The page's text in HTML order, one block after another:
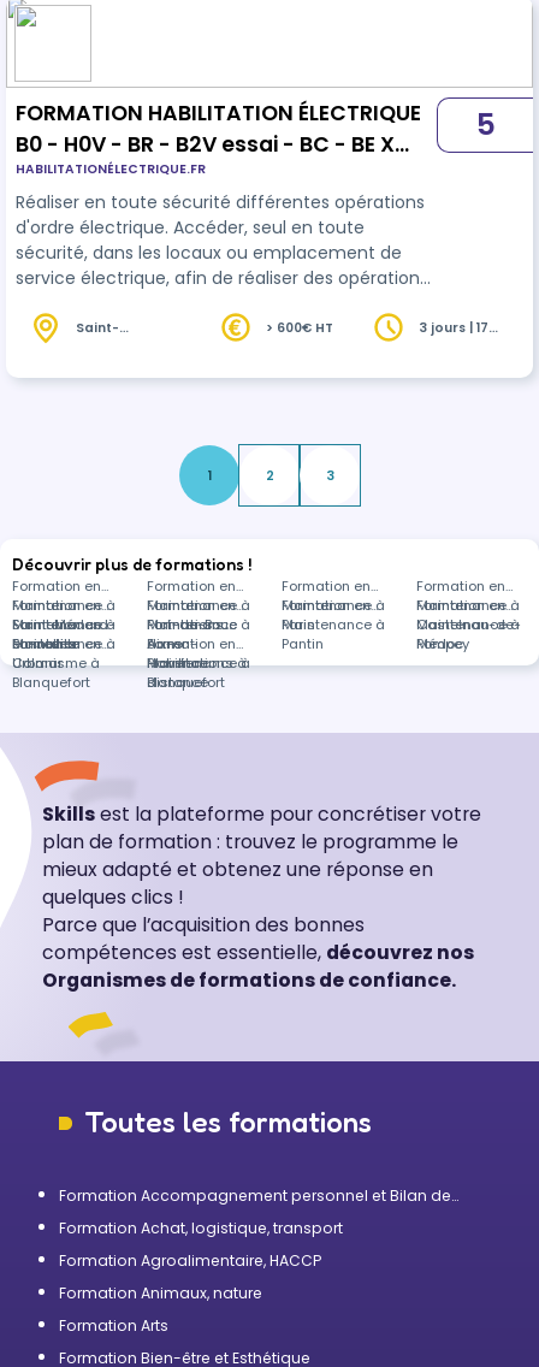
FORMATION HABILITATION ÉLECTRIQUE
B0 - H0V - BR - B2V essai - BC - BE X
INITIALE + e-learning
HABILITATIONÉLECTRIQUE.FR
Réaliser en toute sécurité différentes opérations
d'ordre électrique. Accéder, seul en toute
sécurité, dans les locaux ou emplacement de
service électrique, afin de réaliser des opérations
5
Saint-
> 600€ HT
3 jours | 17
1 2 3
Découvrir plus de formations !
Formation en
Maintenance à
Saint-Médard-
en-Jalles
Formation en
Maintenance à
Port-de-Bouc
Formation en
Maintenance à
Paris
Formation en
Maintenance à
Castelnau-de-
Médoc
Formation en
Maintenance à
Bonneville
Formation en
Maintenance à
Aix-en-
Provence
Formation en
Maintenance à
Pantin
Formation en
Maintenance à
Pompey
Formation en
Maintenance à
Colmar
Formations
dans
Maintenance à
distance
Formation en
Urbanisme à
Blanquefort
Formation en
Habilitations à
Blanquefort
Skillsest la plateforme pour concrétiser votre
plan de formation : trouvez le programme le
mieux adapté et obtenez une réponse en
quelques clics !
Parce que l’acquisition des bonnes
compétences est essentielle, découvrez nos
Organismes de formations de confiance.
Toutes les formations
Formation Accompagnement personnel et Bilan de
Formation Achat, logistique, transport
Formation Agroalimentaire, HACCP
Formation Animaux, nature
Formation Arts
Formation Bien-être et Esthétique